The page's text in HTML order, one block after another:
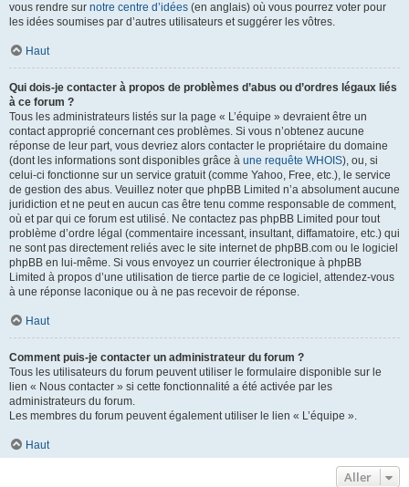
vous rendre sur notre centre d’idées (en anglais) où vous pourrez voter pour
les idées soumises par d’autres utilisateurs et suggérer les vôtres.
Haut
Qui dois-je contacter à propos de problèmes d’abus ou d’ordres légaux liés
à ce forum ?
Tous les administrateurs listés sur la page « L’équipe » devraient être un
contact approprié concernant ces problèmes. Si vous n’obtenez aucune
réponse de leur part, vous devriez alors contacter le propriétaire du domaine
(dont les informations sont disponibles grâce à une requête WHOIS), ou, si
celui-ci fonctionne sur un service gratuit (comme Yahoo, Free, etc.), le service
de gestion des abus. Veuillez noter que phpBB Limited n’a absolument aucune
juridiction et ne peut en aucun cas être tenu comme responsable de comment,
où et par qui ce forum est utilisé. Ne contactez pas phpBB Limited pour tout
problème d’ordre légal (commentaire incessant, insultant, diffamatoire, etc.) qui
ne sont pas directement reliés avec le site internet de phpBB.com ou le logiciel
phpBB en lui-même. Si vous envoyez un courrier électronique à phpBB
Limited à propos d’une utilisation de tierce partie de ce logiciel, attendez-vous
à une réponse laconique ou à ne pas recevoir de réponse.
Haut
Comment puis-je contacter un administrateur du forum ?
Tous les utilisateurs du forum peuvent utiliser le formulaire disponible sur le
lien « Nous contacter » si cette fonctionnalité a été activée par les
administrateurs du forum.
Les membres du forum peuvent également utiliser le lien « L’équipe ».
Haut
Aller